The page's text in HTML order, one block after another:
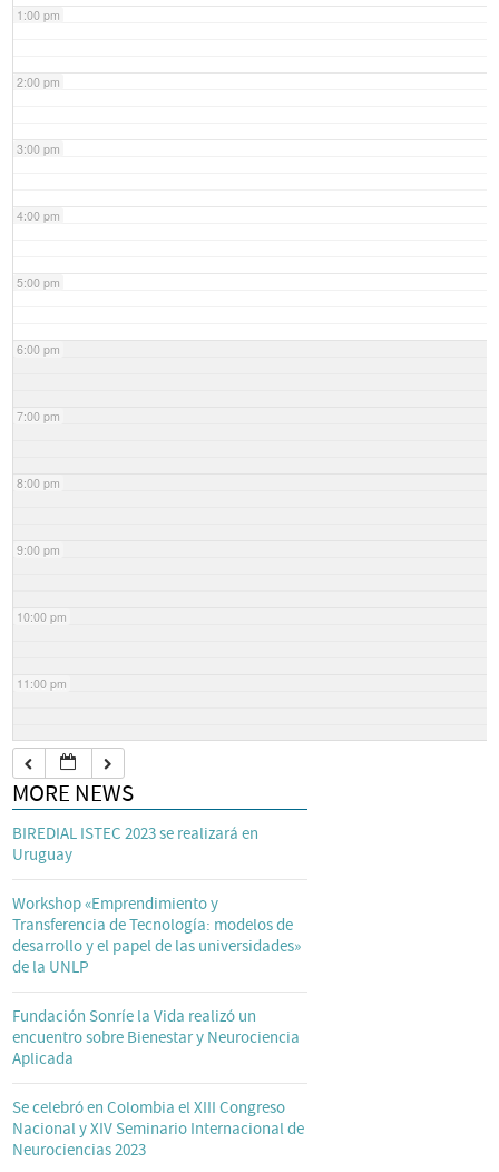
1:00 pm
2:00 pm
3:00 pm
4:00 pm
5:00 pm
6:00 pm
7:00 pm
8:00 pm
9:00 pm
10:00 pm
11:00 pm
MORE NEWS
BIREDIAL ISTEC 2023 se realizará en
Uruguay
Workshop «Emprendimiento y
Transferencia de Tecnología: modelos de
desarrollo y el papel de las universidades»
de la UNLP
Fundación Sonríe la Vida realizó un
encuentro sobre Bienestar y Neurociencia
Aplicada
Se celebró en Colombia el XIII Congreso
Nacional y XIV Seminario Internacional de
Neurociencias 2023